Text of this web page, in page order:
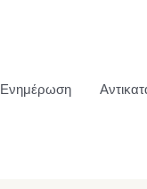
Ενημέρωση